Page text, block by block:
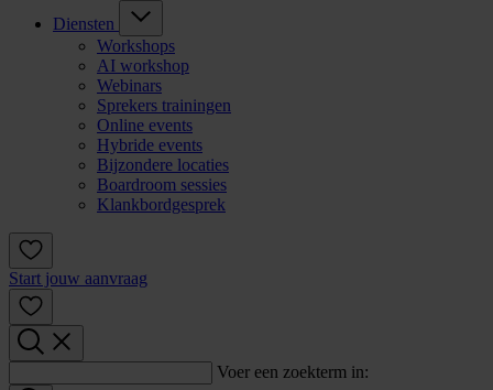
Diensten
Workshops
AI workshop
Webinars
Sprekers trainingen
Online events
Hybride events
Bijzondere locaties
Boardroom sessies
Klankbordgesprek
Start jouw aanvraag
Voer een zoekterm in: